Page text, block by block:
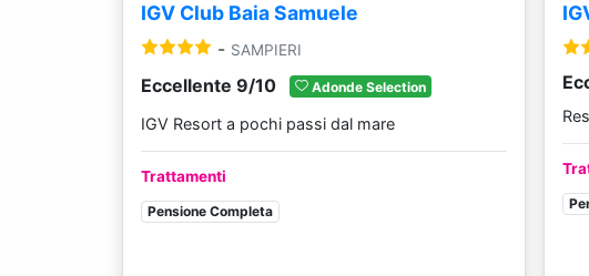
IGV Club Baia Samuele
- SAMPIERI
Eccellente 9/10 Adonde Selection
IGV Resort a pochi passi dal mare
Trattamenti
Pensione Completa